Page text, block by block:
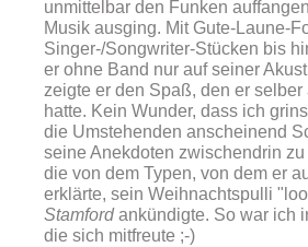
unmittelbar den Funken
Musik ausging. Mit Gute-Laune-
Singer-/Songwriter-Stücken bis
er ohne Band nur auf seiner
zeigte er den Spaß, den er selber
hatte. Kein Wunder, dass ich
die Umstehenden anscheinend
seine Anekdoten zwischendrin
die von dem Typen, von dem er
erklärte, sein Weihnachtspulli
Stamfordankündigte. So war ich
die sich mitfreute ;-)